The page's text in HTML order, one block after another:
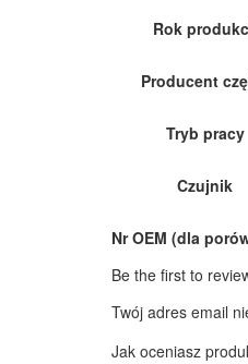
Rok
Producent
Tryb pracy
Czujnik
Nr OEM (dla
Be the first to
Twój adres email
Jak oceniasz